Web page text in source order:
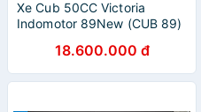
Xe Cub 50CC Victoria
Indomotor 89New (CUB 89)
18.600.000 đ